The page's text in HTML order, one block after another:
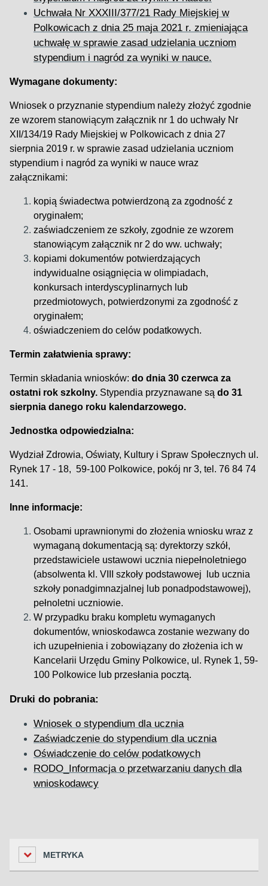
Uchwała Nr XXXIII/377/21 Rady Miejskiej w
Polkowicach z dnia 25 maja 2021 r. zmieniająca
uchwałę w sprawie zasad udzielania uczniom
stypendium i nagród za wyniki w nauce.
Wymagane dokumenty:
Wniosek o przyznanie stypendium należy złożyć zgodnie
ze wzorem stanowiącym załącznik nr 1 do uchwały Nr
XII/134/19 Rady Miejskiej w Polkowicach z dnia 27
sierpnia 2019 r. w sprawie zasad udzielania uczniom
stypendium i nagród za wyniki w nauce wraz
załącznikami:
kopią świadectwa potwierdzoną za zgodność z
oryginałem;
zaświadczeniem ze szkoły, zgodnie ze wzorem
stanowiącym załącznik nr 2 do ww. uchwały;
kopiami dokumentów potwierdzających
indywidualne osiągnięcia w olimpiadach,
konkursach interdyscyplinarnych lub
przedmiotowych, potwierdzonymi za zgodność z
oryginałem;
oświadczeniem do celów podatkowych.
Termin załatwienia sprawy:
Termin składania wniosków: do dnia 30 czerwca za
ostatni rok szkolny. Stypendia przyznawane są do 31
sierpnia danego roku kalendarzowego.
Jednostka odpowiedzialna:
Wydział Zdrowia, Oświaty, Kultury i Spraw Społecznych ul.
Rynek 17 - 18, 59-100 Polkowice, pokój nr 3, tel. 76 84 74
141.
Inne informacje:
Osobami uprawnionymi do złożenia wniosku wraz z
wymaganą dokumentacją są: dyrektorzy szkół,
przedstawiciele ustawowi ucznia niepełnoletniego
(absolwenta kl. VIII szkoły podstawowej lub ucznia
szkoły ponadgimnazjalnej lub ponadpodstawowej),
pełnoletni uczniowie.
W przypadku braku kompletu wymaganych
dokumentów, wnioskodawca zostanie wezwany do
ich uzupełnienia i zobowiązany do złożenia ich w
Kancelarii Urzędu Gminy Polkowice, ul. Rynek 1, 59-
100 Polkowice lub przesłania pocztą.
Druki do pobrania:
Wniosek o stypendium dla ucznia
Zaświadczenie do stypendium dla ucznia
Oświadczenie do celów podatkowych
RODO_Informacja o przetwarzaniu danych dla
wnioskodawcy
METRYKA